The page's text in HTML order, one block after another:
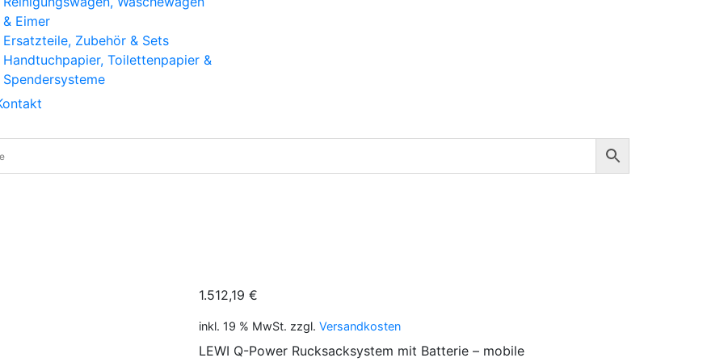
& Eimer
Ersatzteile, Zubehör & Sets
Handtuchpapier, Toilettenpapier &
Spendersysteme
1.512,19€
inkl. 19 % MwSt. zzgl.Versandkosten
LEWI Q-Power Rucksacksystem mit Batterie – mobile